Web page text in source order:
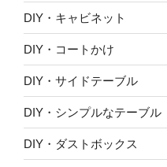
DIY・キャビネット
DIY・コートかけ
DIY・サイドテーブル
DIY・シンプルなテーブル
DIY・ダストボックス